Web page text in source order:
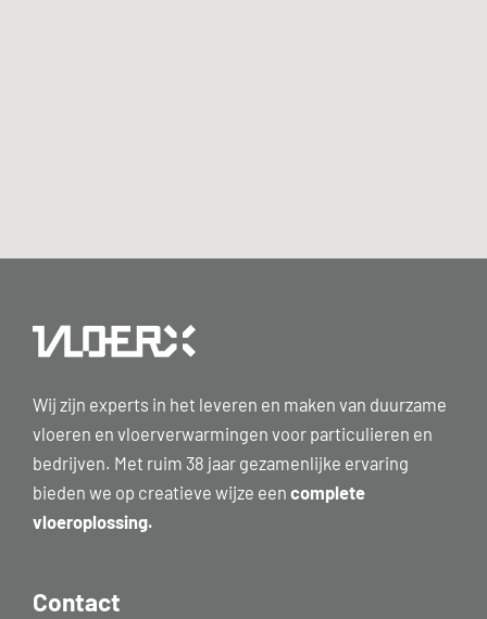
Wij zijn experts in het leveren en maken van duurzame
vloeren en vloerverwarmingen voor particulieren en
bedrijven. Met ruim 38 jaar gezamenlijke ervaring
bieden we op creatieve wijze een complete
vloeroplossing.
Contact